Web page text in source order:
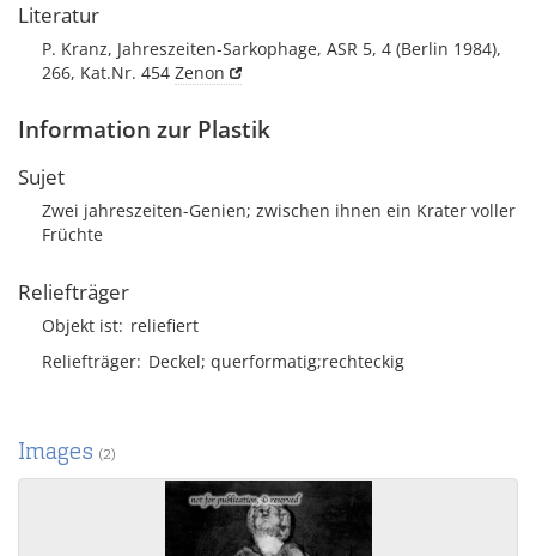
Literatur
P. Kranz, Jahreszeiten-Sarkophage, ASR 5, 4 (Berlin 1984),
266, Kat.Nr. 454 Zenon
Information zur Plastik
Sujet
Zwei jahreszeiten-Genien; zwischen ihnen ein Krater voller
Früchte
Reliefträger
Objekt ist reliefiert
Reliefträger Deckel; querformatig;rechteckig
Images (2)